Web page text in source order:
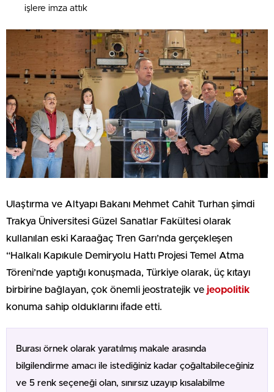
işlere imza attık
Ulaştırma ve Altyapı Bakanı Mehmet Cahit Turhan şimdi
Trakya Üniversitesi Güzel Sanatlar Fakültesi olarak
kullanılan eski Karaağaç Tren Garı’nda gerçekleşen
“Halkalı Kapıkule Demiryolu Hattı Projesi Temel Atma
Töreni’nde yaptığı konuşmada, Türkiye olarak, üç kıtayı
birbirine bağlayan, çok önemli jeostratejik ve jeopolitik
konuma sahip olduklarını ifade etti.
Burası örnek olarak yaratılmış makale arasında
bilgilendirme amacı ile istediğiniz kadar çoğaltabileceğiniz
ve 5 renk seçeneği olan, sınırsız uzayıp kısalabilme